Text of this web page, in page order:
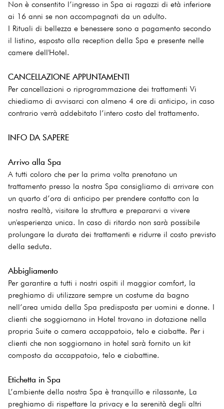
Non è consentito l’ingresso in Spa ai ragazzi di età inferiore
ai 16 anni se non accompagnati da un adulto.
I Rituali di bellezza e benessere sono a pagamento secondo
il listino, esposto alla reception della Spa e presente nelle
camere dell'Hotel.
CANCELLAZIONE APPUNTAMENTI
Per cancellazioni o riprogrammazione dei trattamenti Vi
chiediamo di avvisarci con almeno 4 ore di anticipo, in caso
contrario verrà addebitato l’intero costo del trattamento.
INFO DA SAPERE
Arrivo alla Spa
A tutti coloro che per la prima volta prenotano un
trattamento presso la nostra Spa consigliamo di arrivare con
un quarto d’ora di anticipo per prendere contatto con la
nostra realtà, visitare la struttura e prepararvi a vivere
un'esperienza unica. In caso di ritardo non sarà possibile
prolungare la durata dei trattamenti e ridurre il costo previsto
della seduta.
Abbigliamento
Per garantire a tutti i nostri ospiti il maggior comfort, la
preghiamo di utilizzare sempre un costume da bagno
nell’area umida della Spa predisposta per uomini e donne. I
clienti che soggiornano in Hotel trovano in dotazione nella
propria Suite o camera accappatoio, telo e ciabatte. Per i
clienti che non soggiornano in hotel sarà fornito un kit
composto da accappatoio, telo e ciabattine.
Etichetta in Spa
L’ambiente della nostra Spa è tranquillo e rilassante, La
preghiamo di rispettare la privacy e la serenità degli altri